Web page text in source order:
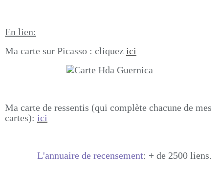
En lien:
Ma carte sur Picasso : cliquez ici
Ma carte de ressentis (qui complète chacune de mes
cartes): ici
L'annuaire de recensement: + de 2500 liens.